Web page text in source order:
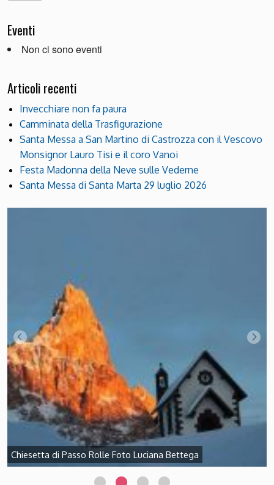
Eventi
Non ci sono eventi
Articoli recenti
Invecchiare non fa paura
Camminata della Trasfigurazione
Santa Messa a San Martino di Castrozza con il Vescovo
Monsignor Lauro Tisi e il coro Vanoi
Festa Madonna della Neve sulle Vederne
Santa Messa di Santa Marta 29 luglio 2026
Chiesetta di Passo Rolle Foto Luciana Bettega